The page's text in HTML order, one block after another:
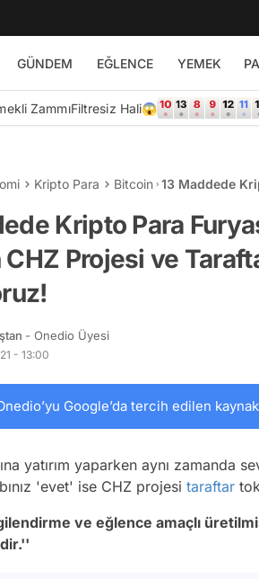
GÜNDEM EĞLENCE YEMEK
ZammıFiltresiz Hali😱
Kripto Para Bitcoin 13 Maddede
Kripto Para
Projesi ve
- Onedio Üyesi
- 13:00
Google’da tercih edilen
yatırım yaparken aynı zamanda
'evet' ise CHZ projesi taraftar
ve eğlence amaçlı